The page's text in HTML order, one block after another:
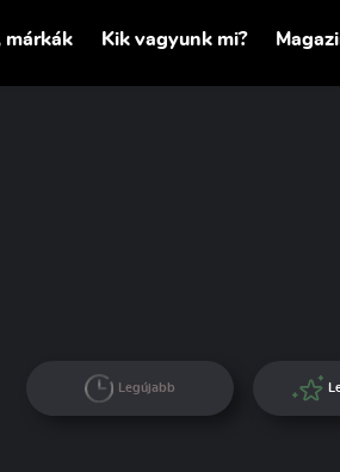
márkák Kik vagyunk mi?
Legújabb